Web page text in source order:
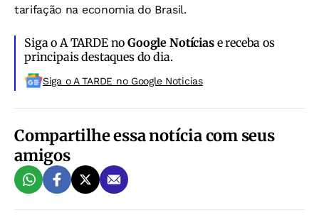
tarifação na economia do Brasil.
Siga o A TARDE noGoogle Notíciase receba os
principais destaques do dia.
Siga o A TARDE no Google Noticias
Compartilhe essa notícia com seus
amigos